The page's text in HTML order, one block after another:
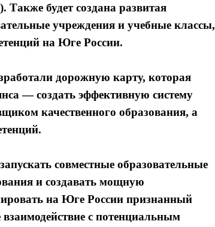
будет создана развитая
учреждения и учебные классы,
на Юге России.
дорожную карту, которая
— создать эффективную систему
качественного образования, а
совместные образовательные
и создавать мощную
на Юге России признанный
с потенциальным